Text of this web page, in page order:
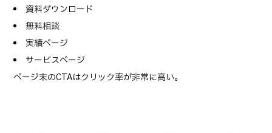
資料ダウンロード
無料相談
実績ページ
サービスページ
ページ末のCTAはクリック率が非常に高い。